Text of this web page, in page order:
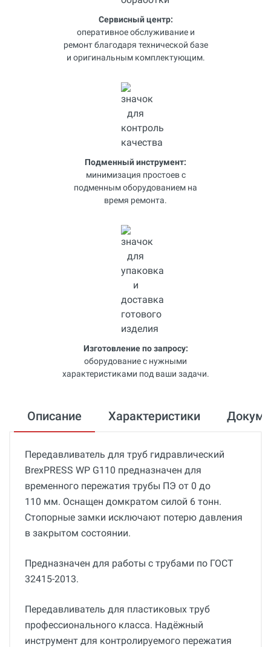
Сервисный центр:
оперативное обслуживание и
ремонт благодаря технической базе
и оригинальным комплектующим.
Подменный инструмент:
минимизация простоев с
подменным оборудованием на
время ремонта.
Изготовление по запросу:
оборудование с нужными
характеристиками под ваши задачи.
Описание Характеристики
Передавливатель для труб гидравлический
BrexPRESS WP G110 предназначен для
временного пережатия трубы ПЭ от 0 до
110 мм. Оснащен домкратом силой 6 тонн.
Стопорные замки исключают потерю давления
в закрытом состоянии.
Предназначен для работы с трубами по ГОСТ
32415-2013.
Передавливатель для пластиковых труб
профессионального класса. Надёжный
инструмент для контролируемого пережатия